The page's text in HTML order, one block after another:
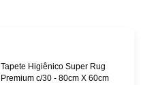
Tapete Higiênico Super Rug
Premium c/30 - 80cm X 60cm